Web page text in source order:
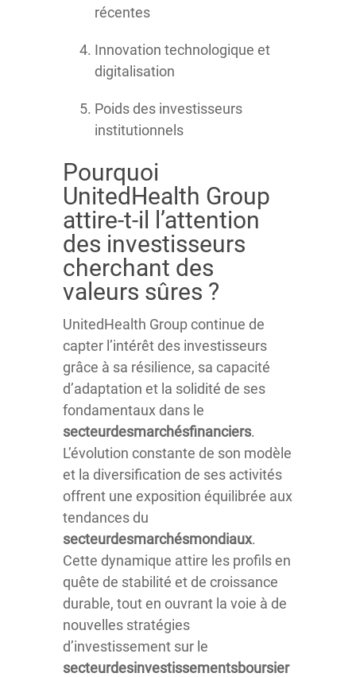
récentes
Innovation technologique et
digitalisation
Poids des investisseurs
institutionnels
Pourquoi
UnitedHealth Group
attire-t-il l’attention
des investisseurs
cherchant des
valeurs sûres ?
UnitedHealth Group continue de
capter l’intérêt des investisseurs
grâce à sa résilience, sa capacité
d’adaptation et la solidité de ses
fondamentaux dans le
secteurdesmarchésfinanciers.
L’évolution constante de son modèle
et la diversification de ses activités
offrent une exposition équilibrée aux
tendances du
secteurdesmarchésmondiaux.
Cette dynamique attire les profils en
quête de stabilité et de croissance
durable, tout en ouvrant la voie à de
nouvelles stratégies
d’investissement sur le
secteurdesinvestissementsboursier